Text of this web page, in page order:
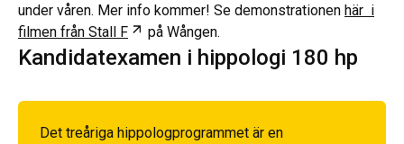
under våren. Mer info kommer! Se demonstrationen här i
filmen från Stall F
Öppnas i ny flik
på Wången.
Kandidatexamen i hippologi 180 hp
Det treåriga hippologprogrammet är en